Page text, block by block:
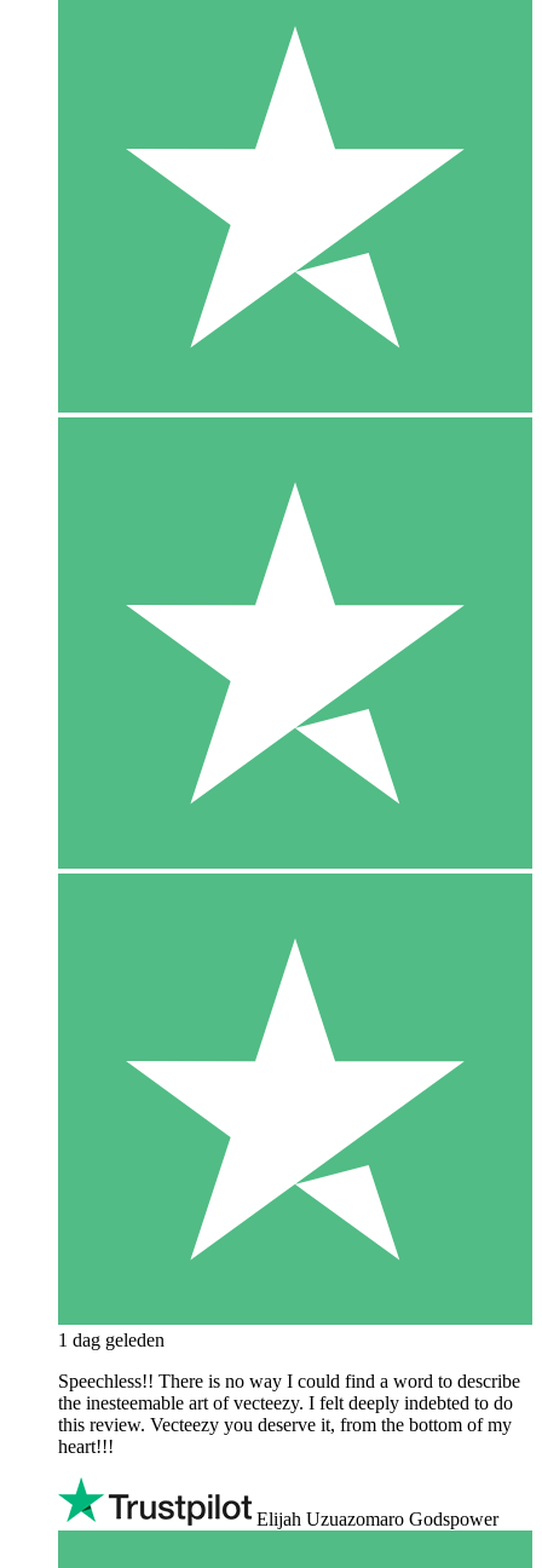
1 dag geleden
Speechless!! There is no way I could find a word to describe
the inesteemable art of vecteezy. I felt deeply indebted to do
this review. Vecteezy you deserve it, from the bottom of my
heart!!!
Elijah Uzuazomaro Godspower